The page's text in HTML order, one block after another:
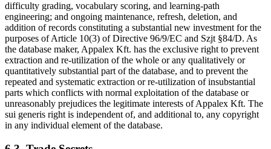
difficulty grading, vocabulary scoring, and learning-path
engineering; and ongoing maintenance, refresh, deletion, and
addition of records constituting a substantial new investment for the
purposes of Article 10(3) of Directive 96/9/EC and Szjt §84/D. As
the database maker, Appalex Kft. has the exclusive right to prevent
extraction and re-utilization of the whole or any qualitatively or
quantitatively substantial part of the database, and to prevent the
repeated and systematic extraction or re-utilization of insubstantial
parts which conflicts with normal exploitation of the database or
unreasonably prejudices the legitimate interests of Appalex Kft. The
sui generis right is independent of, and additional to, any copyright
in any individual element of the database.